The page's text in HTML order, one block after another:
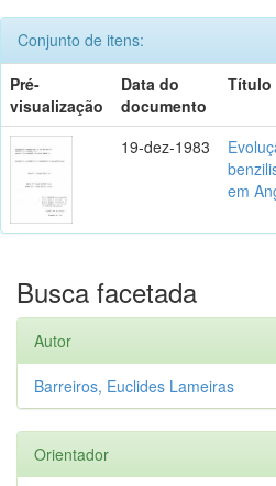
Conjunto de itens:
Pré-
visualização
Data do
documento
Título
19-dez-1983
em
Busca facetada
Autor
Barreiros, Euclides Lameiras
Orientador